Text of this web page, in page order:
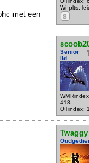
Wnplts:
S
met een
Senior
lid
418
OTindex:
Twaggy